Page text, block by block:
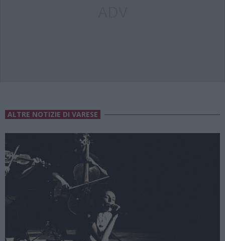
ALTRE NOTIZIE DI VARESE